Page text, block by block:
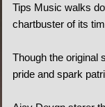
Tips Music walks
chartbuster of its
Though the original
pride and spark